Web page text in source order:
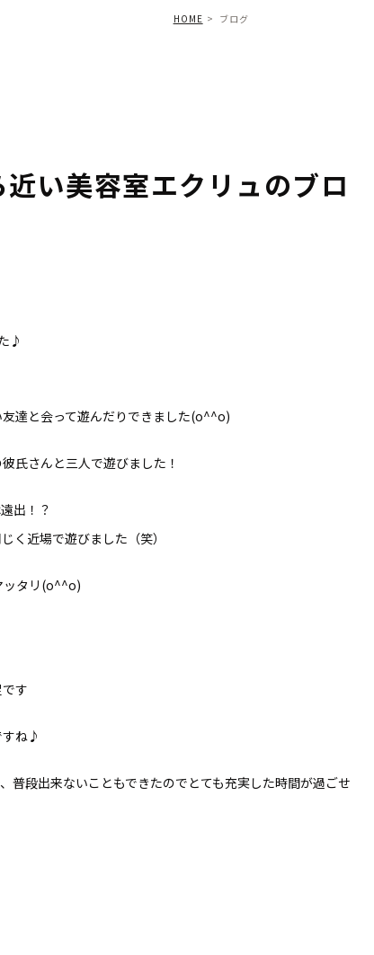
HOME ブログ
い美容室エクリュのブロ
♪
達と会って遊んだりできました(o^^o)
氏さんと三人で遊びました！
出！？
く近場で遊びました（笑）
ッタリ(o^^o)
す
すね♪
普段出来ないこともできたのでとても充実した時間が過ごせ